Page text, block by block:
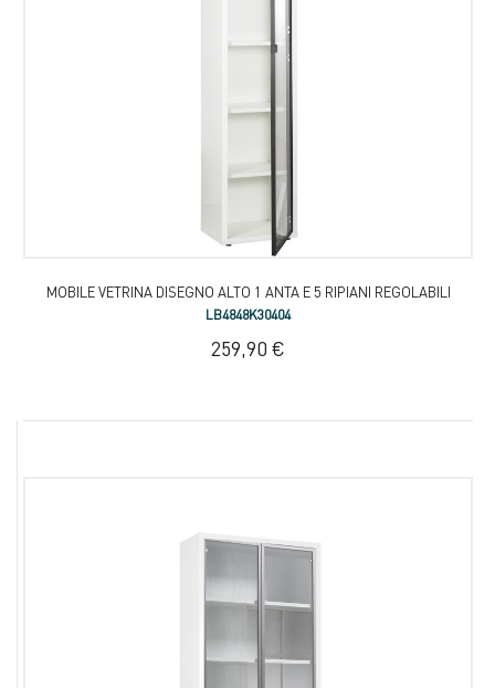
MOBILE VETRINA DISEGNO ALTO 1 ANTA E 5 RIPIANI REGOLABILI
LB4848K30404
259,90 €